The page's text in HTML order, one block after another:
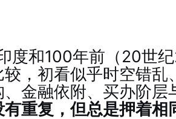
度和100年前（20世
较，初看似乎时空错乱
、金融依附、买办阶层
有重复，但总是押着相